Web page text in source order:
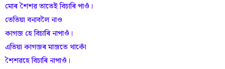
মোৰ শৈশৱ তাতেই বিচাৰি পাওঁ।
তেতিয়া বনাবলৈ নাও
কাগজ হে বিচাৰি নাপাওঁ।
এতিয়া কাগজৰ মাজতে থাকোঁ
শৈশৱহে বিচাৰি নাপাওঁ।